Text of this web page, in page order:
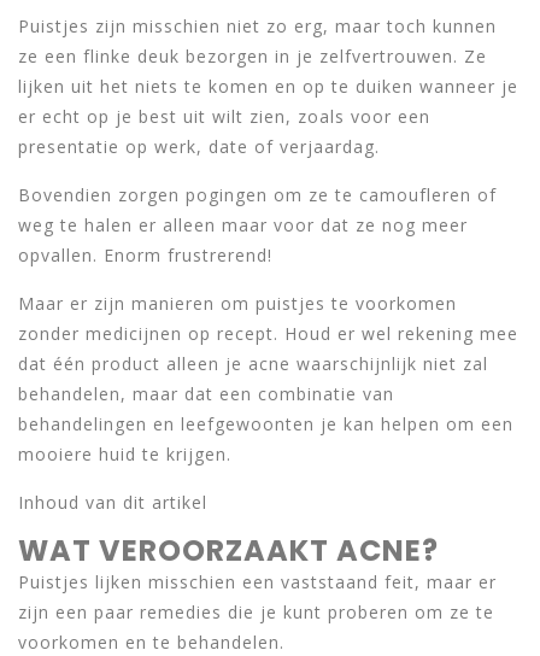
Puistjes zijn misschien niet zo erg, maar toch kunnen
ze een flinke deuk bezorgen in je zelfvertrouwen. Ze
lijken uit het niets te komen en op te duiken wanneer je
er echt op je best uit wilt zien, zoals voor een
presentatie op werk, date of verjaardag.
Bovendien zorgen pogingen om ze te camoufleren of
weg te halen er alleen maar voor dat ze nog meer
opvallen. Enorm frustrerend!
Maar er zijn manieren om puistjes te voorkomen
zonder medicijnen op recept. Houd er wel rekening mee
dat één product alleen je acne waarschijnlijk niet zal
behandelen, maar dat een combinatie van
behandelingen en leefgewoonten je kan helpen om een
mooiere huid te krijgen.
Inhoud van dit artikel
WAT VEROORZAAKT ACNE?
Puistjes lijken misschien een vaststaand feit, maar er
zijn een paar remedies die je kunt proberen om ze te
voorkomen en te behandelen.